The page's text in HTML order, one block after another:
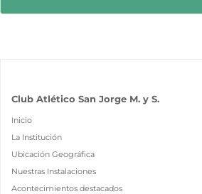
Club Atlético San Jorge M. y S.
Inicio
La Institución
Ubicación Geográfica
Nuestras Instalaciones
Acontecimientos destacados